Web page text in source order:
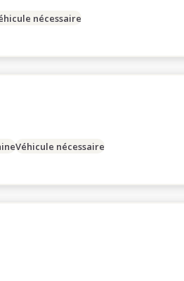
nécessaire
Véhicule nécessaire